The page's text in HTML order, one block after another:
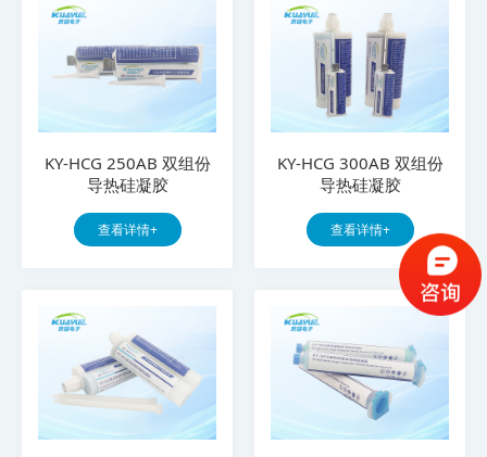
KY-HCG 250AB 双组份
导热硅凝胶
查看详情+
KY-HCG 300AB 双组份
导热硅凝胶
查看详情+